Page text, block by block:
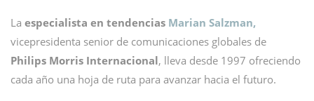
La especialista en tendencias Marian Salzman,
vicepresidenta senior de comunicaciones globales de
Philips Morris Internacional, lleva desde 1997 ofreciendo
cada año una hoja de ruta para avanzar hacia el futuro.